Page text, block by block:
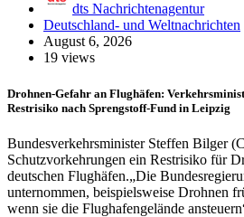
dts Nachrichtenagentur
Deutschland- und Weltnachrichten
August 6, 2026
19 views
Drohnen-Gefahr an Flughäfen:
Restrisiko nach Sprengstoff-Fund in Leipzig
Bundesverkehrsminister Steffen Bilger
Schutzvorkehrungen ein Restrisiko für
deutschen Flughäfen.„Die
unternommen, beispielsweise Drohnen
wenn sie die Flughafengelände